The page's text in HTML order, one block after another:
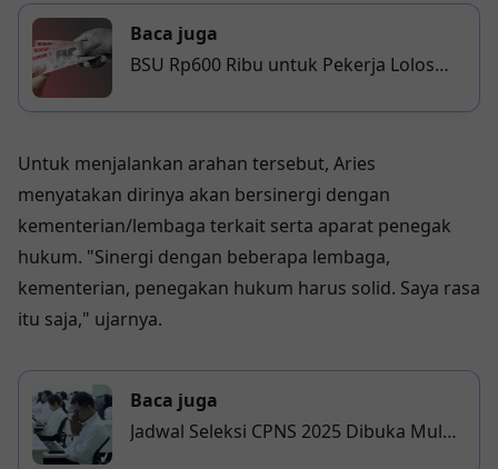
Baca juga
BSU Rp600 Ribu untuk Pekerja Lolos
Untuk menjalankan arahan tersebut, Aries
menyatakan dirinya akan bersinergi dengan
kementerian/lembaga terkait serta aparat penegak
hukum. "Sinergi dengan beberapa lembaga,
kementerian, penegakan hukum harus solid. Saya rasa
itu saja," ujarnya.
Baca juga
Jadwal Seleksi CPNS 2025 Dibuka Mulai